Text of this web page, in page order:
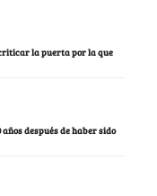
la puerta por la que
después de haber sido